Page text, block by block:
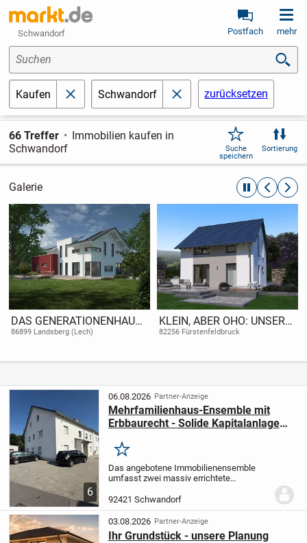
Schwandorf Postfach mehr
Suchen
Kaufen schließenSchwandorf schließenzurücksetzen
66 Treffer
Immobilien kaufen in
Schwandorf
Suche
speichern
Sortierung
Galerie automatische
DAS GENERATIONENHAUS
MIT DEM GEWISSEN
86899 Landsberg (Lech)
KLEIN, ABER OHO: UNSER
DURCHDACHTES
82256 Fürstenfeldbruck
6
06.08.2026 Partner-Anzeige
Mehrfamilienhaus-Ensemble mit
Erbbaurecht - Solide Kapitalanlage
Merken
Das angebotene Immobilienensemble
umfasst zwei massiv errichtete
Wohneinheiten und einer Wohnfläche von
rund 699 m² gemäß vorliegendem
Gutachten. Die Liegenschaft...
92421 Schwandorf
03.08.2026 Partner-Anzeige
Ihr Grundstück - unsere Planung